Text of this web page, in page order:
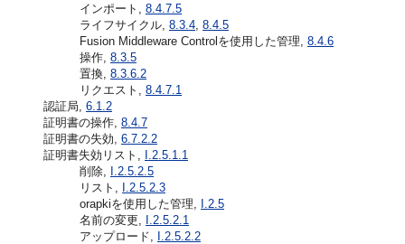
インポート, 8.4.7.5
ライフサイクル, 8.3.4 8.4.5
Fusion Middleware Controlを使用した管理, 8.4.6
操作, 8.3.5
置換, 8.3.6.2
リクエスト, 8.4.7.1
認証局, 6.1.2
証明書の操作, 8.4.7
証明書の失効, 6.7.2.2
証明書失効リスト, I.2.5.1.1
削除, I.2.5.2.5
リスト, I.2.5.2.3
orapkiを使用した管理, I.2.5
名前の変更, I.2.5.2.1
アップロード, I.2.5.2.2